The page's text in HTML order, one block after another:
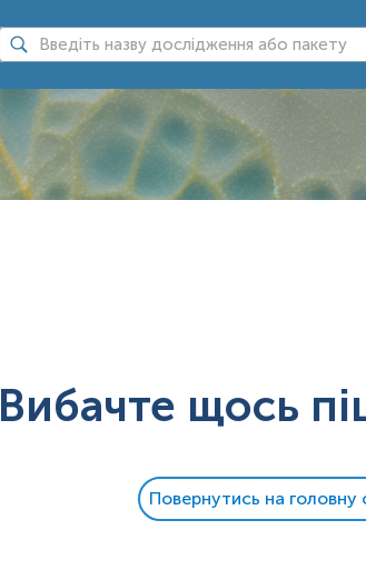
Вибачте щось
Повернутись на головну